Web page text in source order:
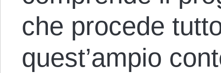
che procede
quest’ampio